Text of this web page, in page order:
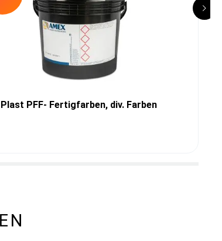
PFF- Fertigfarben, div. Farben